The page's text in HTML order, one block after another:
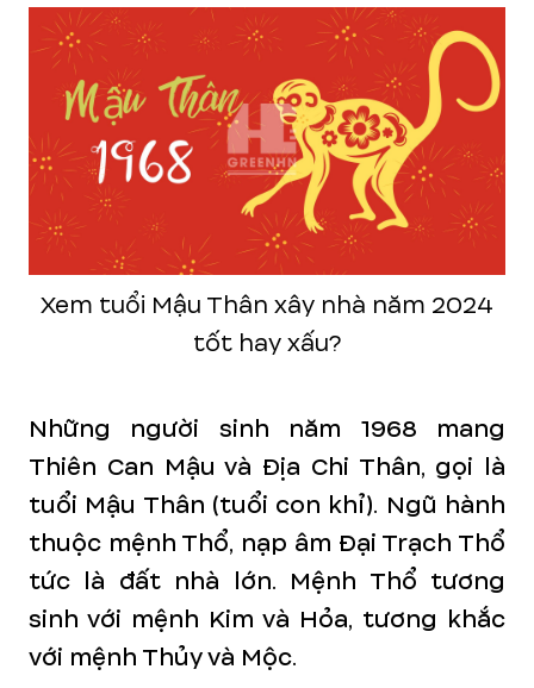
Xem tuổi Mậu Thân xây nhà năm 2024
tốt hay xấu?
Những người sinh năm 1968 mang
Thiên Can Mậu và Địa Chi Thân, gọi là
tuổi Mậu Thân (tuổi con khỉ). Ngũ hành
thuộc mệnh Thổ, nạp âm Đại Trạch Thổ
tức là đất nhà lớn. Mệnh Thổ tương
sinh với mệnh Kim và Hỏa, tương khắc
với mệnh Thủy và Mộc.